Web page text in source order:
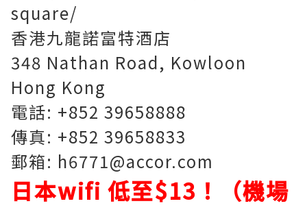
square/
香港九龍諾富特酒店
348 Nathan Road, Kowloon
Hong Kong
電話: +852 39658888
傳真: +852 39658833
郵箱: h6771@accor.com
日本wifi 低至$13！（機場